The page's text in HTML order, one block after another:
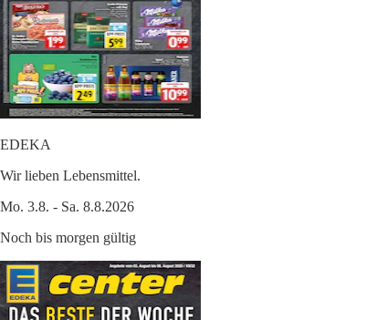
EDEKA
Wir lieben Lebensmittel.
Mo. 3.8. - Sa. 8.8.2026
Noch bis morgen gültig